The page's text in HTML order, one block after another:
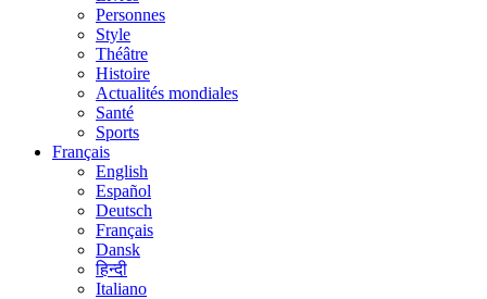
Personnes
Style
Théâtre
Histoire
Actualités mondiales
Santé
Sports
Français
English
Español
Deutsch
Français
Dansk
हिन्दी
Italiano